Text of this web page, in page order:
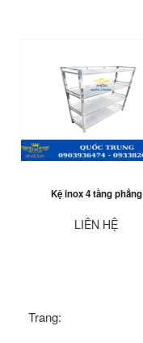
Kệ inox 4 tầng phẳng
LIÊN HỆ
Trang: